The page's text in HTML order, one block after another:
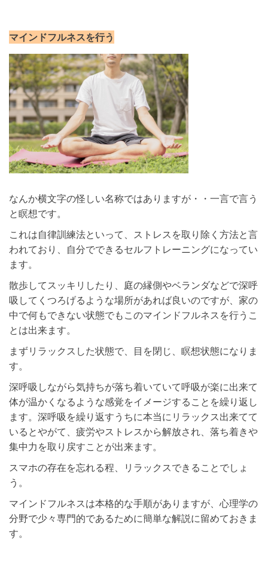
マインドフルネスを行う
なんか横文字の怪しい名称ではありますが・・一言で言う
と瞑想です。
これは自律訓練法といって、ストレスを取り除く方法と言
われており、自分でできるセルフトレーニングになってい
ます。
散歩してスッキリしたり、庭の縁側やベランダなどで深呼
吸してくつろげるような場所があれば良いのですが、家の
中で何もできない状態でもこのマインドフルネスを行うこ
とは出来ます。
まずリラックスした状態で、目を閉じ、瞑想状態になりま
す。
深呼吸しながら気持ちが落ち着いていて呼吸が楽に出来て
体が温かくなるような感覚をイメージすることを繰り返し
ます。深呼吸を繰り返すうちに本当にリラックス出来てて
いるとやがて、疲労やストレスから解放され、落ち着きや
集中力を取り戻すことが出来ます。
スマホの存在を忘れる程、リラックスできることでしょ
う。
マインドフルネスは本格的な手順がありますが、心理学の
分野で少々専門的であるために簡単な解説に留めておきま
す。